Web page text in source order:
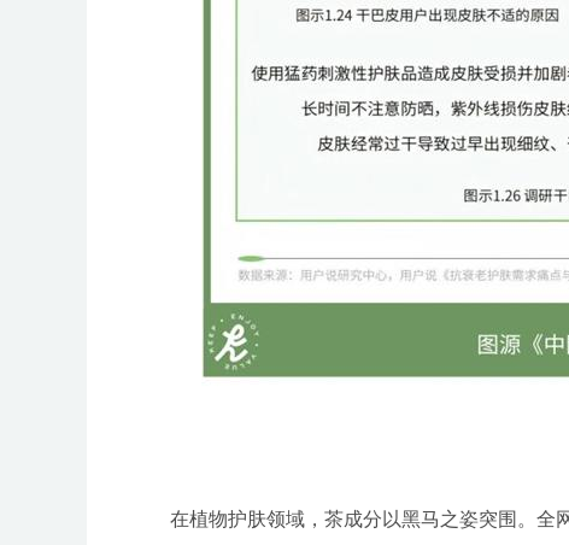
在植物护肤领域，茶成分以黑马之姿突围。全